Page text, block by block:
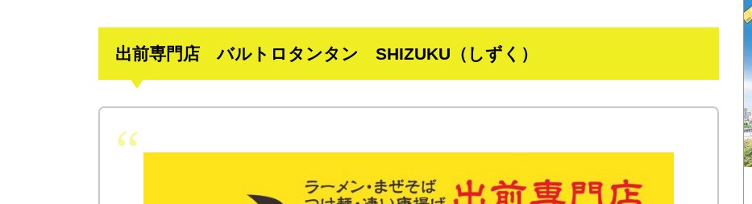
出前専門店 バルトロタンタン SHIZUKU（しずく）